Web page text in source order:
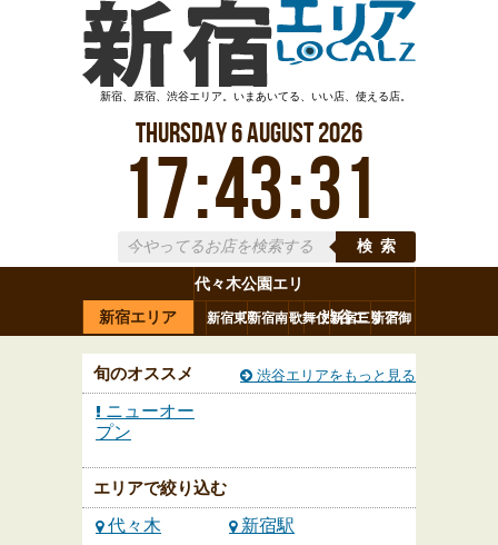
新宿、原宿、渋谷エリア。いまあいてる、いい店、使える店。
Thursday6August2026
17:43:32
検索
新宿エリア
代々木公園エリ
ア
渋谷エリア
代々木新宿駅西新宿
新宿東
口
新宿南
口
歌舞伎
町
新宿三
丁目
新宿御
苑
旬のオススメ
ニューオー
プン
エリアで絞り込む
代々木
新宿駅
渋谷エリアをもっと見る